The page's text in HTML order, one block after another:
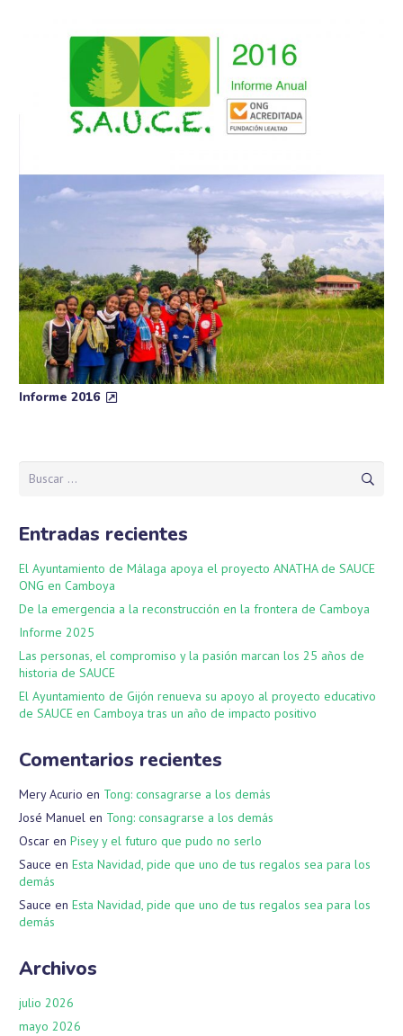
Informe 2016
Entradas recientes
El Ayuntamiento de Málaga apoya el proyecto ANATHA de SAUCE
ONG en Camboya
De la emergencia a la reconstrucción en la frontera de Camboya
Informe 2025
Las personas, el compromiso y la pasión marcan los 25 años de
historia de SAUCE
El Ayuntamiento de Gijón renueva su apoyo al proyecto educativo
de SAUCE en Camboya tras un año de impacto positivo
Comentarios recientes
Mery Acurio en Tong: consagrarse a los demás
José Manuel en Tong: consagrarse a los demás
Oscar en Pisey y el futuro que pudo no serlo
Sauce en Esta Navidad, pide que uno de tus regalos sea para los
demás
Sauce en Esta Navidad, pide que uno de tus regalos sea para los
demás
Archivos
julio 2026
mayo 2026